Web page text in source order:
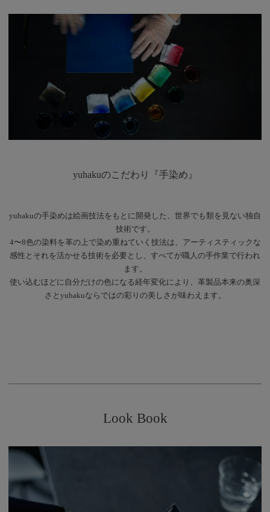
yuhakuのこだわり『手染め』
yuhakuの手染めは絵画技法をもとに開発した、世界でも類を見ない独自
技術です。
4〜8色の染料を革の上で染め重ねていく技法は、アーティスティックな
感性とそれを活かせる技術を必要とし、すべてが職人の手作業で行われ
ます。
使い込むほどに自分だけの色になる経年変化により、革製品本来の奥深
さとyuhakuならではの彩りの美しさが味わえます。
Look Book